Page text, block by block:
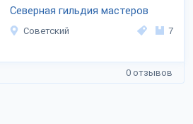
Северная гильдия мастеров
Советский 7
0 отзывов